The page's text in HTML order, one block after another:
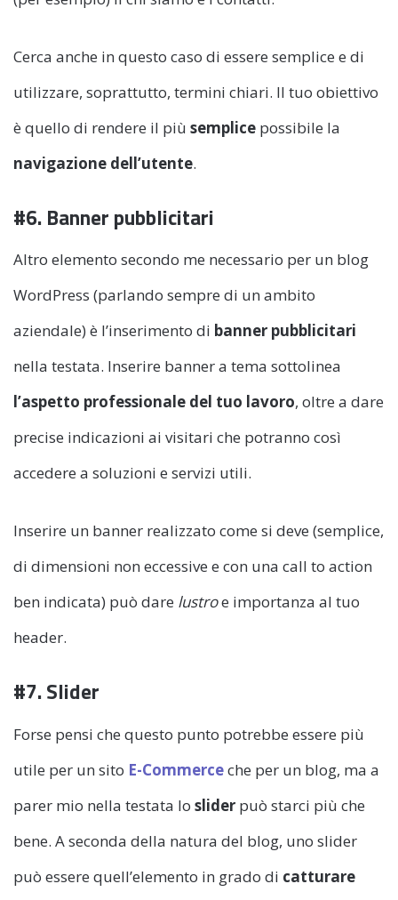
Cerca anche in questo caso di essere semplice e di
utilizzare, soprattutto, termini chiari. Il tuo obiettivo
è quello di rendere il più semplice possibile la
navigazione dell’utente.
#6. Banner pubblicitari
Altro elemento secondo me necessario per un blog
WordPress (parlando sempre di un ambito
aziendale) è l’inserimento di banner pubblicitari
nella testata. Inserire banner a tema sottolinea
l’aspetto professionale del tuo lavoro, oltre a dare
precise indicazioni ai visitari che potranno così
accedere a soluzioni e servizi utili.
Inserire un banner realizzato come si deve (semplice,
di dimensioni non eccessive e con una call to action
ben indicata) può dare lustroe importanza al tuo
header.
#7. Slider
Forse pensi che questo punto potrebbe essere più
utile per un sito E-Commerceche per un blog, ma a
parer mio nella testata lo slider può starci più che
bene. A seconda della natura del blog, uno slider
può essere quell’elemento in grado di catturare